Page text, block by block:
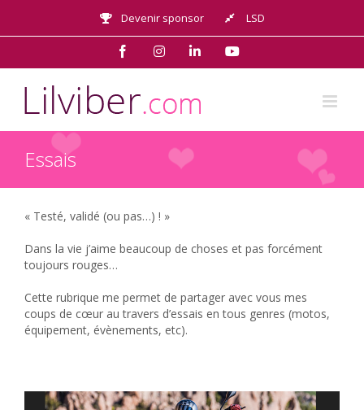
contenu
Devenir sponsor LSD
FacebookInstagramLinkedInYouTube
Essais
« Testé, validé (ou pas…) ! »
Dans la vie j’aime beaucoup de choses et pas forcément
toujours rouges…
Cette rubrique me permet de partager avec vous mes
coups de cœur au travers d’essais en tous genres (motos,
équipement, évènements, etc).